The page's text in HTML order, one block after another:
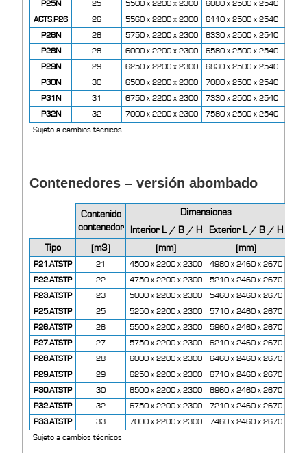
P25N
25 5500 x 2200 x 2300 6080 x 2500 x 2540
ACTS.P26
26 5560 x 2200 x 2300 6110 x 2500 x 2540
P26N
26 5750 x 2200 x 2300 6330 x 2500 x 2540
P28N
28 6000 x 2200 x 2300 6580 x 2500 x 2540
P29N
29 6250 x 2200 x 2300 6830 x 2500 x 2540
P30N
30 6500 x 2200 x 2300 7080 x 2500 x 2540
P31N
31 6750 x 2200 x 2300 7330 x 2500 x 2540
P32N
32 7000 x 2200 x 2300 7580 x 2500 x 2540
Sujeto a cambios técnicos
Contenedores – versión abombado
Contenido
contenedor
Dimensiones
Interior L / B / H
Exterior L / B / H
Tipo
[m3] [mm] [mm]
P21.AT.STP 21 4500 x 2200 x 2300 4980 x 2460 x 2670
P22.AT.STP
22 4750 x 2200 x 2300 5210 x 2460 x 2670
P23.AT.STP
23 5000 x 2200 x 2300 5460 x 2460 x 2670
P25.AT.STP
25 5250 x 2200 x 2300 5710 x 2460 x 2670
P26.AT.STP
26 5500 x 2200 x 2300 5960 x 2460 x 2670
P27.AT.STP
27 5750 x 2200 x 2300 6210 x 2460 x 2670
P28.AT.STP
28 6000 x 2200 x 2300 6460 x 2460 x 2670
P29.AT.STP
29 6250 x 2200 x 2300 6710 x 2460 x 2670
P30.AT.STP
30 6500 x 2200 x 2300 6960 x 2460 x 2670
P32.AT.STP
32 6750 x 2200 x 2300 7210 x 2460 x 2670
P33.AT.STP
33 7000 x 2200 x 2300 7460 x 2460 x 2670
Sujeto a cambios técnicos